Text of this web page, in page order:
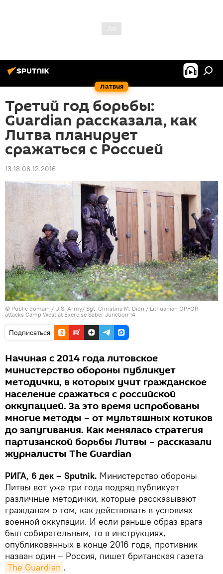
Латвия
Третий год борьбы:
Guardian рассказала, как
Литва планирует
сражаться с Россией
13:18 06.12.2016
© Public domain / U.S. Army/ Sgt. Christina M. Dion / Lithuanian OPFOR
attacks Camp West at Exercise Saber Junction 14
Подписаться
Начиная с 2014 года литовское
министерство обороны публикует
методички, в которых учит гражданское
население сражаться с российской
оккупацией. За это время испробованы
многие методы – от мультяшных котиков
до запугивания. Как менялась стратегия
партизанской борьбы Литвы – рассказали
журналисты The Guardian
РИГА, 6 дек – Sputnik. Министерство обороны
Литвы вот уже три года подряд публикует
различные методички, которые рассказывают
гражданам о том, как действовать в условиях
военной оккупации. И если раньше образ врага
был собирательным, то в инструкциях,
опубликованных в конце 2016 года, противник
назван один – Россия, пишет британская газета
The Guardian .